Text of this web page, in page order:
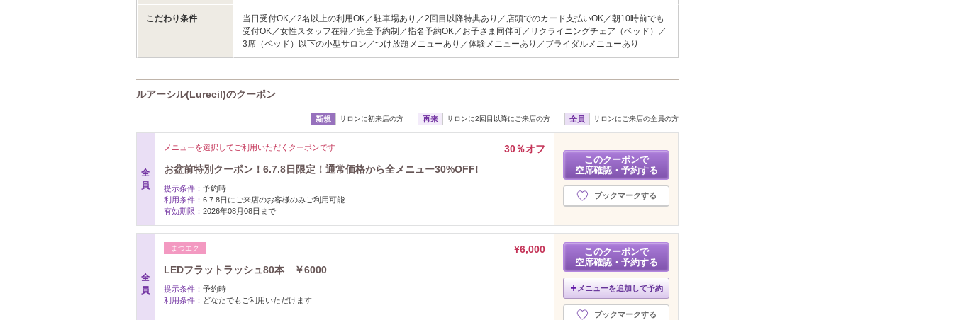
こだわり条件
当日受付OK／2名以上の利用OK／駐車場あり／2回目以降特典あり／店頭でのカード支払いOK／朝10時前でも
受付OK／女性スタッフ在籍／完全予約制／指名予約OK／お子さま同伴可／リクライニングチェア（ベッド）／
3席（ベッド）以下の小型サロン／つけ放題メニューあり／体験メニューあり／ブライダルメニューあり
ルアーシル(Lurecil)のクーポン
新規 サロンに初来店の方 再来 サロンに2回目以降にご来店の方 全員 サロンにご来店の全員の方
全
員
メニューを選択してご利用いただくクーポンです
30％オフ
お盆前特別クーポン！6.7.8日限定！通常価格から全メニュー30%OFF!
提示条件： 予約時
利用条件： 6.7.8日にご来店のお客様のみご利用可能
有効期限： 2026年08月08日まで
このクーポンで
空席確認・予約する
ブックマークする
全
員
まつエク
¥6,000
LEDフラットラッシュ80本 ￥6000
提示条件： 予約時
利用条件： どなたでもご利用いただけます
このクーポンで
空席確認・予約する
メニューを追加して予約
ブックマークする